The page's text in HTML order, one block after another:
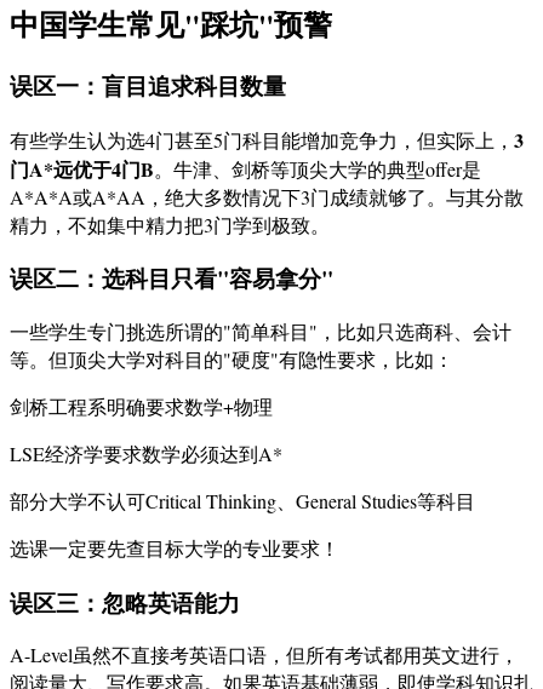
中国学生常见"踩坑"预警
误区一：盲目追求科目数量
有些学生认为选4门甚至5门科目能增加竞争力，但实际上， 3
门A*远优于4门B。牛津、剑桥等顶尖大学的典型offer是
A*A*A或A*AA，绝大多数情况下3门成绩就够了。与其分散
精力，不如集中精力把3门学到极致。
误区二：选科目只看"容易拿分"
一些学生专门挑选所谓的"简单科目"，比如只选商科、会计
等。但顶尖大学对科目的"硬度"有隐性要求，比如：
剑桥工程系明确要求数学+物理
LSE经济学要求数学必须达到A*
部分大学不认可Critical Thinking、General Studies等科目
选课一定要先查目标大学的专业要求！
误区三：忽略英语能力
A-Level虽然不直接考英语口语，但所有考试都用英文进行，
阅读量大、写作要求高。如果英语基础薄弱，即使学科知识扎